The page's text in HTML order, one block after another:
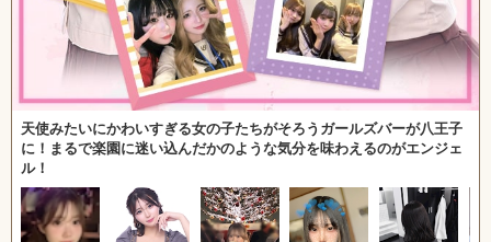
天使みたいにかわいすぎる女の子たちがそろうガールズバーが八王子
に！まるで楽園に迷い込んだかのような気分を味わえるのがエンジェ
ル！